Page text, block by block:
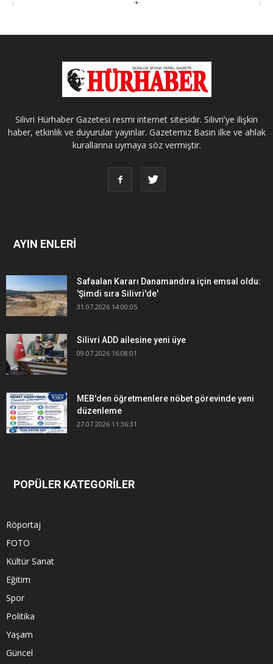
Silivri Hürhaber Gazetesi resmi internet sitesidir. Silivri'ye ilişkin
haber, etkinlik ve duyurular yayınlar. Gazetemiz Basın ilke ve ahlak
kurallarına uymaya söz vermiştir.
AYIN ENLERİ
Safaalan Kararı Danamandıra için emsal oldu:
'Şimdi sıra Silivri'de'
31.07.2026 14:00:05
Silivri ADD ailesine yeni üye
09.07.2026 16:08:01
MEB'den öğretmenlere nöbet görevinde yeni
düzenleme
27.07.2026 11:36:31
POPÜLER KATEGORİLER
Röportaj
FOTO
Kültür Sanat
Eğitim
Spor
Politika
Yaşam
Güncel